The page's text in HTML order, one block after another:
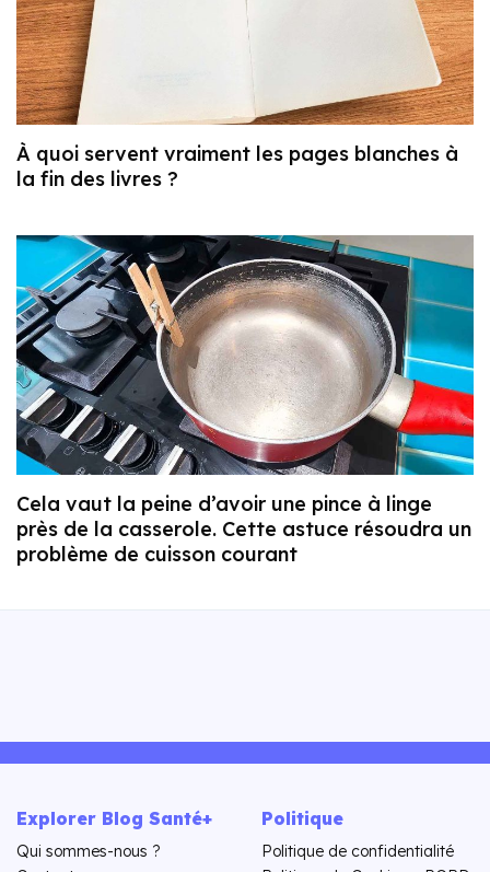
À quoi servent vraiment les pages blanches à
la fin des livres ?
Cela vaut la peine d’avoir une pince à linge
près de la casserole. Cette astuce résoudra un
problème de cuisson courant
Explorer Blog Santé+
Qui sommes-nous ?
Politique
Politique de confidentialité